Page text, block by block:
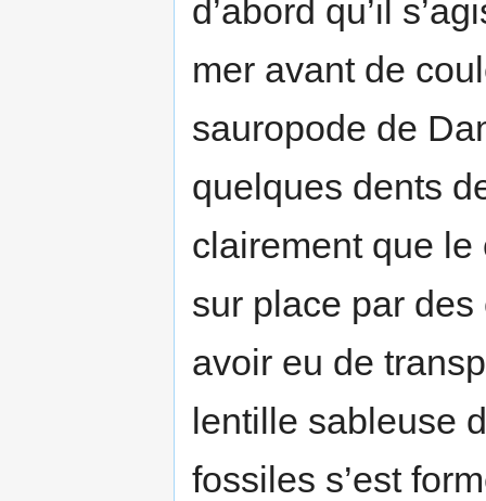
d’abord qu’il
mer avant de
sauropode de
quelques dents
clairement que le
sur place par des
avoir eu de
lentille sableuse
fossiles s’est